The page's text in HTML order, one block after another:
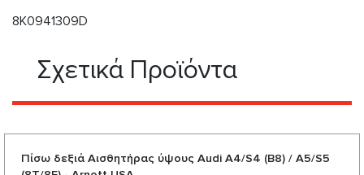
8K0941309D
Σχετικά Προϊόντα
Πίσω δεξιά Αισθητήρας ύψους Audi A4/S4 (B8) / A5/S5